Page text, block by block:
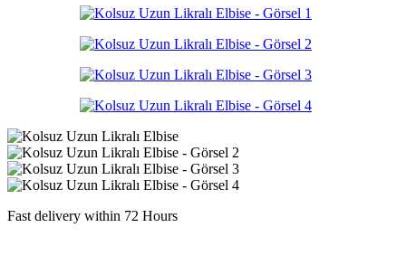
Fast delivery within 72 Hours